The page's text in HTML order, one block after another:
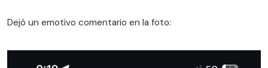
Dejó un emotivo comentario en la foto: